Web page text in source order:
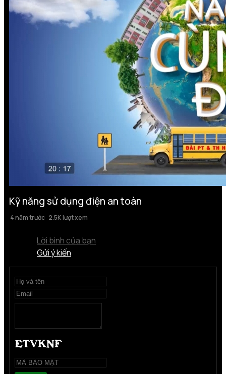
Kỹ năng sử dụng điện an toàn
4 năm trước 2.5K lượt xem
Lời bình của bạn
Gửi ý kiến